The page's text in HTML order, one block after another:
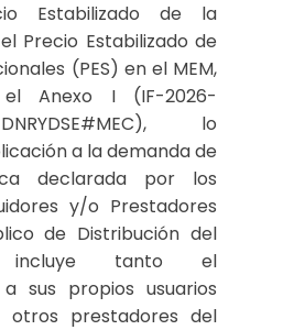
Estabilizado de la
Precio Estabilizado de
(PES) en el MEM,
Anexo I (IF-2026-
DNRYDSE#MEC), lo
a la demanda de
declarada por los
y/o Prestadores
de Distribución del
incluye tanto el
sus propios usuarios
prestadores del